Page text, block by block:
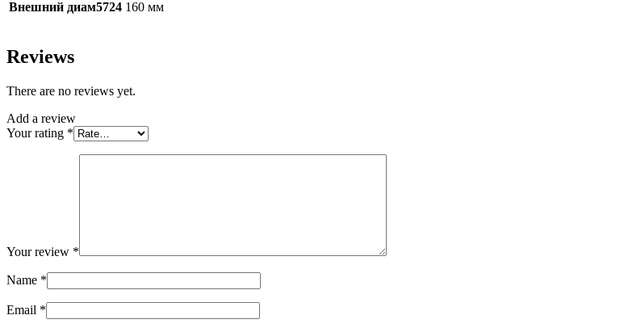
Внешний диам5724 160 мм
Reviews
There are no reviews yet.
Add a review
Your rating *
Your review *
Name *
Email *